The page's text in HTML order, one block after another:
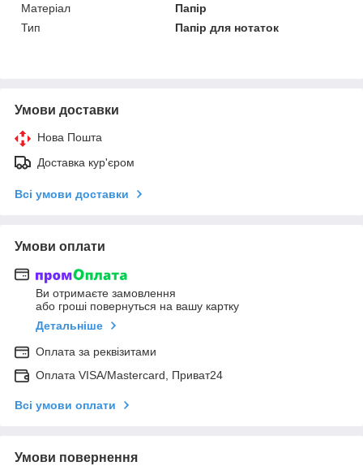
Матеріал
Папір
Тип
Папір для нотаток
Умови доставки
Нова Пошта
Доставка кур'єром
Всі умови доставки
Умови оплати
Ви отримаєте замовлення
або гроші повернуться на вашу картку
Детальніше
Оплата за реквізитами
Оплата VISA/Mastercard, Приват24
Всі умови оплати
Умови повернення